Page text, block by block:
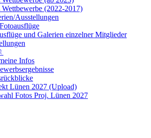
(2022-2017)
Ausstellungen
und Galerien einzelner Mitglieder
Infos
Lünen 2027 (Upload)
Fotos Proj. Lünen 2027